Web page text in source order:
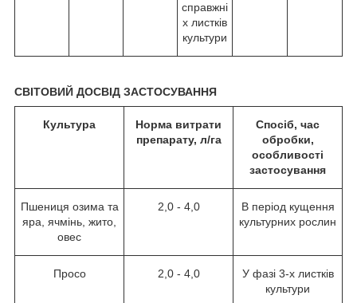
справжні
х листків
культури
СВІТОВИЙ ДОСВІД ЗАСТОСУВАННЯ
Культура
Норма витрати
препарату, л/га
Спосіб, час
обробки,
особливості
застосування
Пшениця озима та
яра, ячмінь, жито,
овес
2,0 - 4,0
В період кущення
культурних рослин
Просо 2,0 - 4,0
У фазі 3-х листків
культури